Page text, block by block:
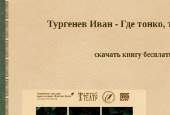
Тургенев Иван - Где тонко,
скачать книгу